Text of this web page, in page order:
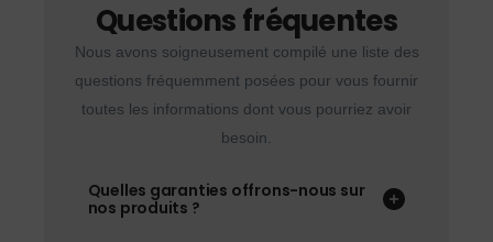
Questions fréquentes
Nous avons soigneusement compilé une liste des
questions fréquemment posées pour vous fournir
toutes les informations dont vous pourriez avoir
besoin.
Quelles garanties offrons-nous sur
nos produits ?